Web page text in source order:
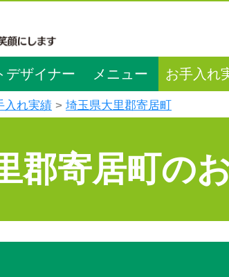
デザイナー メニュー お手入れ
入れ実績 埼玉県大里郡寄居町
郡寄居町の